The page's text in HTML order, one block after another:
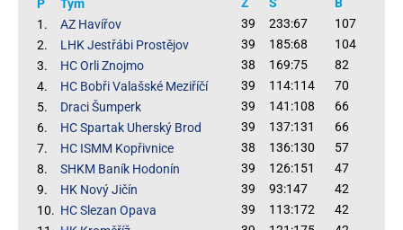
P Tým Z S
B
1.
AZ Havířov 39 233:67
107
2.
LHK Jestřábi Prostějov 39 185:68
104
3.
HC Orli Znojmo 38 169:75
82
4.
HC Bobři Valašské Meziříčí 39 114:114
70
5.
Draci Šumperk 39 141:108
66
6.
HC Spartak Uherský Brod 39 137:131
66
7.
HC ISMM Kopřivnice 38 136:130
57
8.
SHKM Baník Hodonín 39 126:151
47
9.
HK Nový Jičín 39 93:147
42
10. HC Slezan Opava 39 113:172
42